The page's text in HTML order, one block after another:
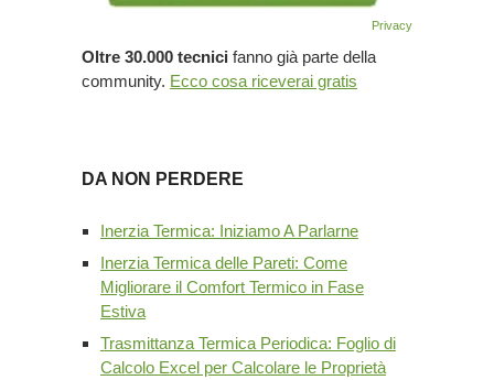
Privacy
Oltre 30.000 tecnici fanno già parte della
community. Ecco cosa riceverai gratis
DA NON PERDERE
Inerzia Termica: Iniziamo A Parlarne
Inerzia Termica delle Pareti: Come
Migliorare il Comfort Termico in Fase
Estiva
Trasmittanza Termica Periodica: Foglio di
Calcolo Excel per Calcolare le Proprietà